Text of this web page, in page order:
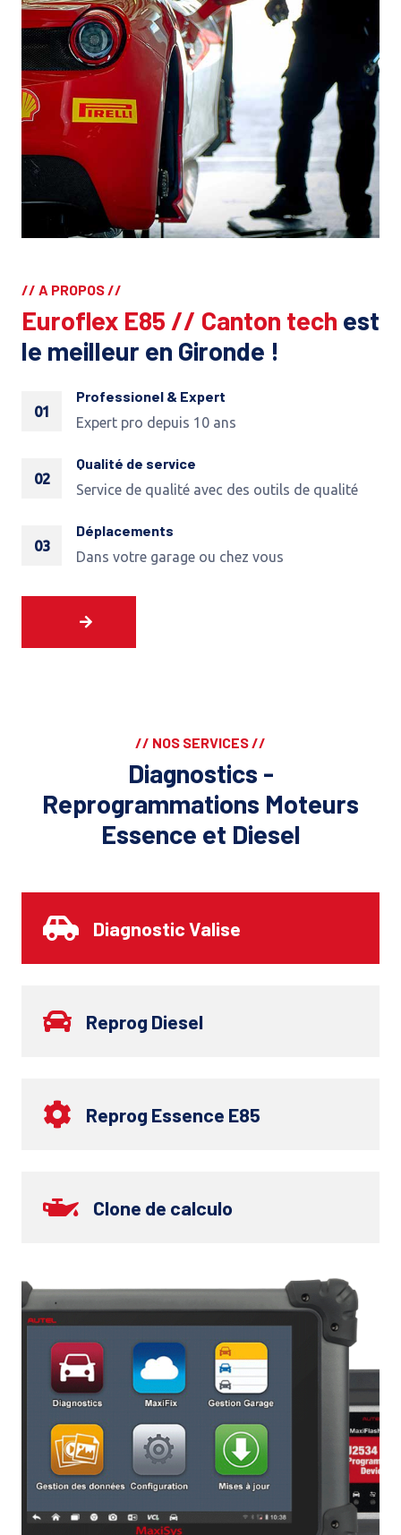
// A PROPOS //
Euroflex E85 // Canton tech est
le meilleur en Gironde !
01
Professionel & Expert
Expert pro depuis 10 ans
02
Qualité de service
Service de qualité avec des outils de qualité
03
Déplacements
Dans votre garage ou chez vous
// NOS SERVICES //
Diagnostics -
Reprogrammations Moteurs
Essence et Diesel
Diagnostic Valise
Reprog Diesel
Reprog Essence E85
Clone de calculo